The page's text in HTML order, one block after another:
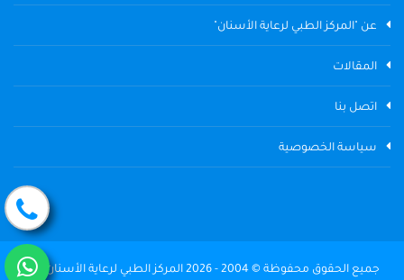
عن "المركز الطبي لرعاية الأسنان"
المقالات
اتصل بنا
سياسة الخصوصية
جميع الحقوق محفوظة © 2004 - 2026 المركز الطبي لرعاية الأسنان The